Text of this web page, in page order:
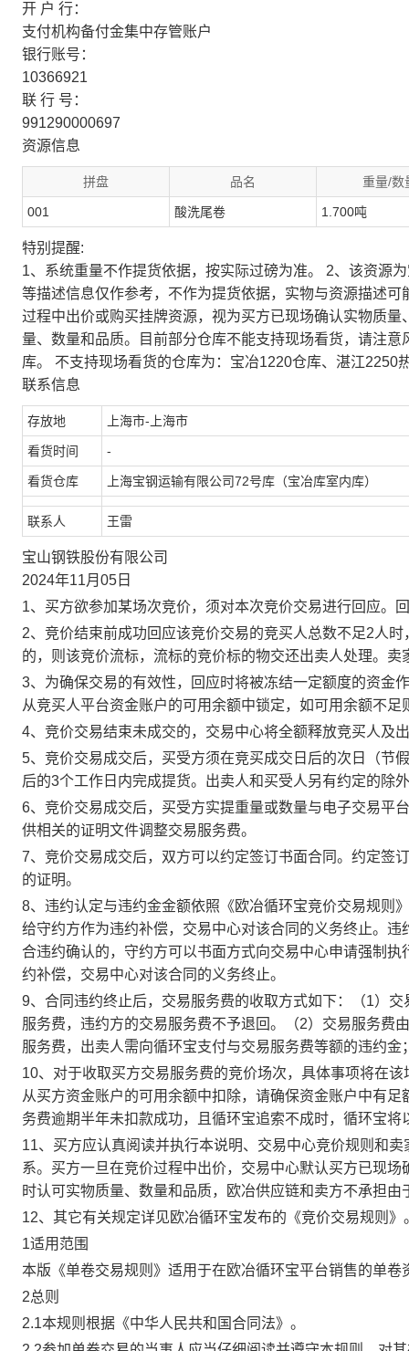
开 户 行：
支付机构备付金集中存管账户
银行账号：
10366921
联 行 号：
991290000697
资源信息
拼盘 品名 重量/数
001 酸洗尾卷 1.700吨
特别提醒:
1、系统重量不作提货依据，按实际过磅为准。 2、该资源
等描述信息仅作参考，不作为提货依据，实物与资源描述
过程中出价或购买挂牌资源，视为买方已现场确认实物质
量、数量和品质。目前部分仓库不能支持现场看货，请注
库。 不支持现场看货的仓库为：宝冶1220仓库、湛江2250
联系信息
存放地 上海市-上海市
看货时间 -
看货仓库 上海宝钢运输有限公司72号库（宝冶库室内库）
联系人 王雷
宝山钢铁股份有限公司
2024年11月05日
1、买方欲参加某场次竞价，须对本次竞价交易进行回应。
2、竞价结束前成功回应该竞价交易的竞买人总数不足2人
的，则该竞价流标，流标的竞价标的物交还出卖人处理。
3、为确保交易的有效性，回应时将被冻结一定额度的资金
从竞买人平台资金账户的可用余额中锁定，如可用余额不足
4、竞价交易结束未成交的，交易中心将全额释放竞买人及
5、竞价交易成交后，买受方须在竞买成交日后的次日（节
后的3个工作日内完成提货。出卖人和买受人另有约定的除
6、竞价交易成交后，买受方实提重量或数量与电子交易平
供相关的证明文件调整交易服务费。
7、竞价交易成交后，双方可以约定签订书面合同。约定签
的证明。
8、违约认定与违约金金额依照《欧冶循环宝竞价交易规则
给守约方作为违约补偿，交易中心对该合同的义务终止。
合违约确认的，守约方可以书面方式向交易中心申请强制
约补偿，交易中心对该合同的义务终止。
9、合同违约终止后，交易服务费的收取方式如下：（1）
服务费，违约方的交易服务费不予退回。（2）交易服务费
服务费，出卖人需向循环宝支付与交易服务费等额的违约
10、对于收取买方交易服务费的竞价场次，具体事项将在
从买方资金账户的可用余额中扣除，请确保资金账户中有
务费逾期半年未扣款成功，且循环宝追索不成时，循环宝将
11、买方应认真阅读并执行本说明、交易中心竞价规则和
系。买方一旦在竞价过程中出价，交易中心默认买方已现
时认可实物质量、数量和品质，欧冶供应链和卖方不承担由
12、其它有关规定详见欧冶循环宝发布的《竞价交易规则》
1适用范围
本版《单卷交易规则》适用于在欧冶循环宝平台销售的单卷
2总则
2.1本规则根据《中华人民共和国合同法》。